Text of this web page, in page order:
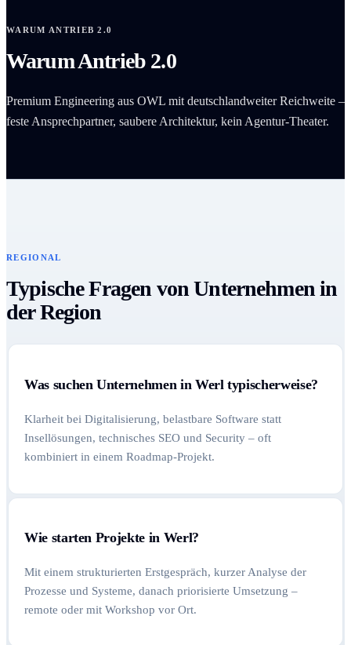
WARUM ANTRIEB 2.0
Warum Antrieb 2.0
Premium Engineering aus OWL mit deutschlandweiter Reichweite –
feste Ansprechpartner, saubere Architektur, kein Agentur-Theater.
REGIONAL
Typische Fragen von Unternehmen in
der Region
Was suchen Unternehmen in Werl typischerweise?
Klarheit bei Digitalisierung, belastbare Software statt
Insellösungen, technisches SEO und Security – oft
kombiniert in einem Roadmap-Projekt.
Wie starten Projekte in Werl?
Mit einem strukturierten Erstgespräch, kurzer Analyse der
Prozesse und Systeme, danach priorisierte Umsetzung –
remote oder mit Workshop vor Ort.